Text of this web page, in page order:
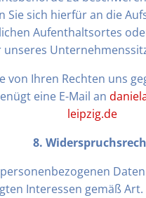
Sie sich hierfür an die
Aufenthaltsortes
unseres
von Ihren Rechten uns
eine E-Mail an
leipzig.de
8.
Interessen gemäß Art.